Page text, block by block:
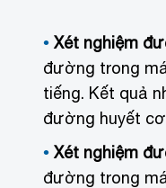
Xét nghiệm
đường trong
tiếng. Kết quả
đường huyết
Xét nghiệm
đường trong